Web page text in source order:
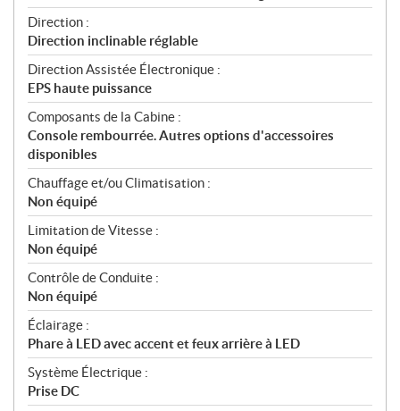
Direction :
Direction inclinable réglable
Direction Assistée Électronique :
EPS haute puissance
Composants de la Cabine :
Console rembourrée. Autres options d'accessoires
disponibles
Chauffage et/ou Climatisation :
Non équipé
Limitation de Vitesse :
Non équipé
Contrôle de Conduite :
Non équipé
Éclairage :
Phare à LED avec accent et feux arrière à LED
Système Électrique :
Prise DC